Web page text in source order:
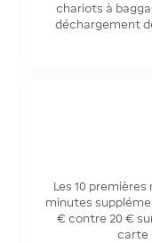
chariots à
déchargement
Les 10
minutes
€ contre 20 €
carte